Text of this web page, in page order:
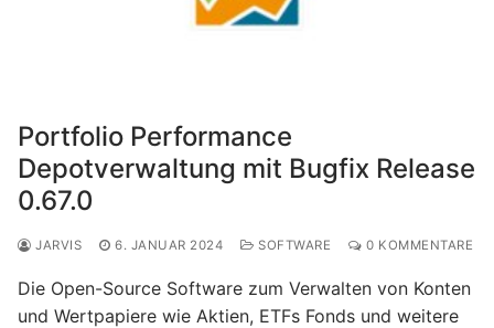
Portfolio Performance
Depotverwaltung mit Bugfix Release
0.67.0
JARVIS 6. JANUAR 2024 SOFTWARE 0 KOMMENTARE
Die Open-Source Software zum Verwalten von Konten
und Wertpapiere wie Aktien, ETFs Fonds und weitere